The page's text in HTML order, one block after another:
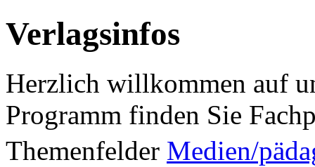
Verlagsinfos
Herzlich willkommen auf
Programm finden Sie
Themenfelder Medien/